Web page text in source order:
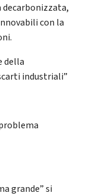
con la
della
industriali”
grande” si